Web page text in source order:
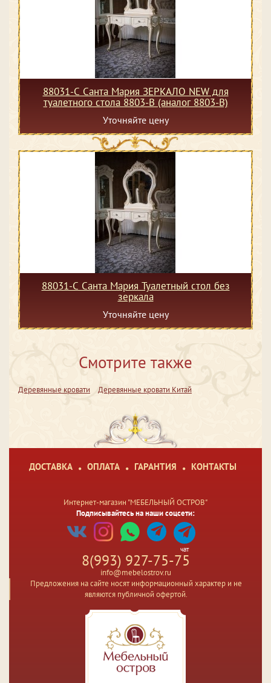
88031-С Санта Мария ЗЕРКАЛО NEW для
туалетного стола 8803-В (аналог 8803-В)
Уточняйте цену
88031-С Санта Мария Туалетный стол без
зеркала
Уточняйте цену
Смотрите также
Деревянные кровати Деревянные кровати Китай
ДОСТАВКА ОПЛАТА ГАРАНТИЯ КОНТАКТЫ
Интернет-магазин "МЕБЕЛЬНЫЙ ОСТРОВ"
Подписывайтесь на наши соцсети:
чат
8(993) 927-75-75
info@mebelostrov.ru
Предложения на сайте носят информационный характер и не
являются публичной офертой.